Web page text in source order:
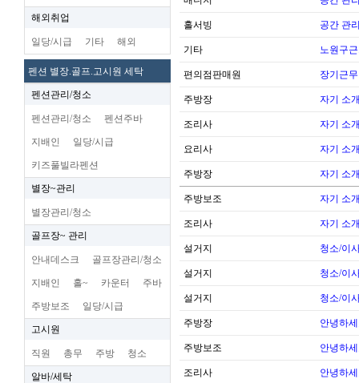
해외취업
일당/시급 기타 해외
펜션 별장.골프.고시원 세탁
펜션관리/청소
펜션관리/청소 펜션주바
지배인 일당/시급
키즈풀빌라펜션
별장~관리
별장관리/청소
골프장~ 관리
안내데스크 골프장관리/청소
지배인 홀~ 카운터 주바
주방보조 일당/시급
고시원
직원 총무 주방 청소
알바/세탁
홀서빙 공간 관
기타 노원구
편의점판매원 장기근
주방장 자기 소
조리사 자기 소
요리사 자기 소
주방장 자기 소
주방보조 자기 소
조리사 자기 소
설거지 청소/이
설거지 청소/이
설거지 청소/이
주방장 안녕하
주방보조 안녕하
조리사 안녕하